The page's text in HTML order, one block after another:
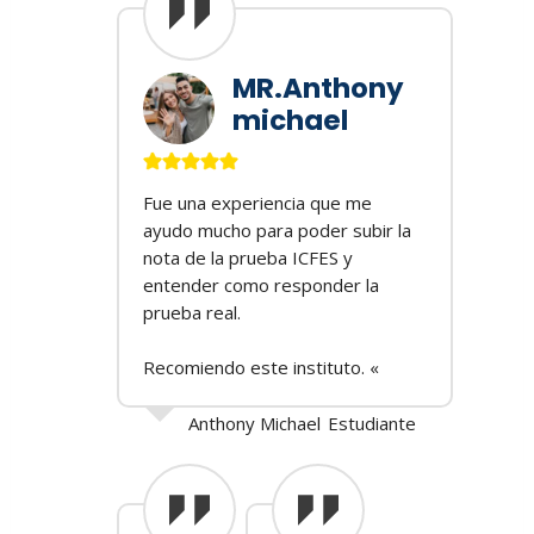
MR.Anthony
michael
Fue una experiencia que me
ayudo mucho para poder subir la
nota de la prueba ICFES y
entender como responder la
prueba real.
Recomiendo este instituto. «
Anthony Michael Estudiante